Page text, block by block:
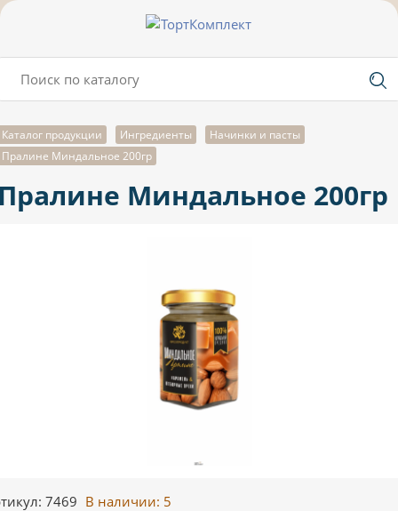
Каталог продукции Ингредиенты
Начинки и пасты
Пралине Миндальное 200гр
Миндальное 200гр
7469 В наличии: 5